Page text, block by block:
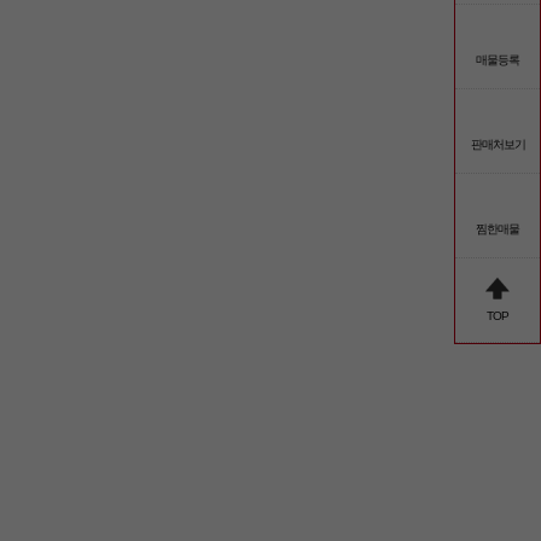
매물등록
판매처보기
찜한매물
TOP